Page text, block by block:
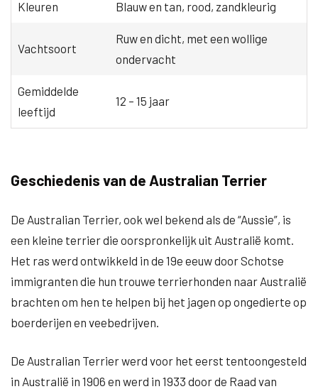
Kleuren Blauw en tan, rood, zandkleurig
Vachtsoort
Ruw en dicht, met een wollige
ondervacht
Gemiddelde
leeftijd
12 – 15 jaar
Geschiedenis van de Australian Terrier
De Australian Terrier, ook wel bekend als de “Aussie”, is
een kleine terrier die oorspronkelijk uit Australië komt.
Het ras werd ontwikkeld in de 19e eeuw door Schotse
immigranten die hun trouwe terrierhonden naar Australië
brachten om hen te helpen bij het jagen op ongedierte op
boerderijen en veebedrijven.
De Australian Terrier werd voor het eerst tentoongesteld
in Australië in 1906 en werd in 1933 door de Raad van